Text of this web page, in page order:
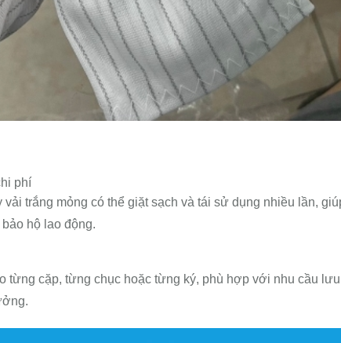
phí
trắng mỏng có thể giặt sạch và tái sử dụng nhiều lần,
hộ lao động.
từng cặp, từng chục hoặc từng ký, phù hợp với nhu cầu lưu